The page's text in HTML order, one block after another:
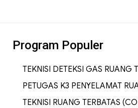
Program Populer
TEKNISI DETEKSI GAS RUANG
PETUGAS K3 PENYELAMAT
TEKNISI RUANG TERBATAS